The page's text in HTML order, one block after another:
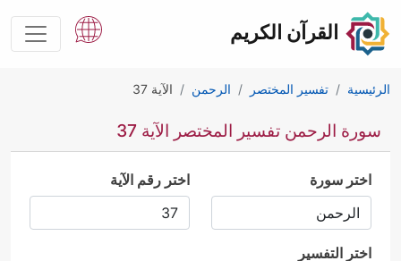
القرآن الكريم
الرئيسية تفسير المختصر الرحمن الآية 37
سورة الرحمن تفسير المختصر الآية 37
اختر سورة اختر رقم الآية
اختر التفسير